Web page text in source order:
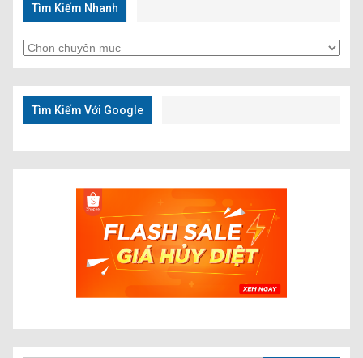
Tìm Kiếm Nhanh
Tìm
Kiếm
Nhanh
Tìm Kiếm Với Google